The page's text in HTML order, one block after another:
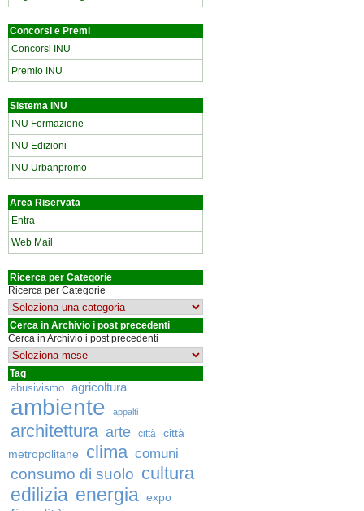
Concorsi e Premi
Concorsi INU
Premio INU
Sistema INU
INU Formazione
INU Edizioni
INU Urbanpromo
Area Riservata
Entra
Web Mail
Ricerca per Categorie
Ricerca per Categorie
Cerca in Archivio i post precedenti
Cerca in Archivio i post precedenti
Tag
abusivismo agricoltura
ambiente appalti
architettura arte città
città
metropolitane
clima comuni
consumo di suolo cultura
edilizia energia expo